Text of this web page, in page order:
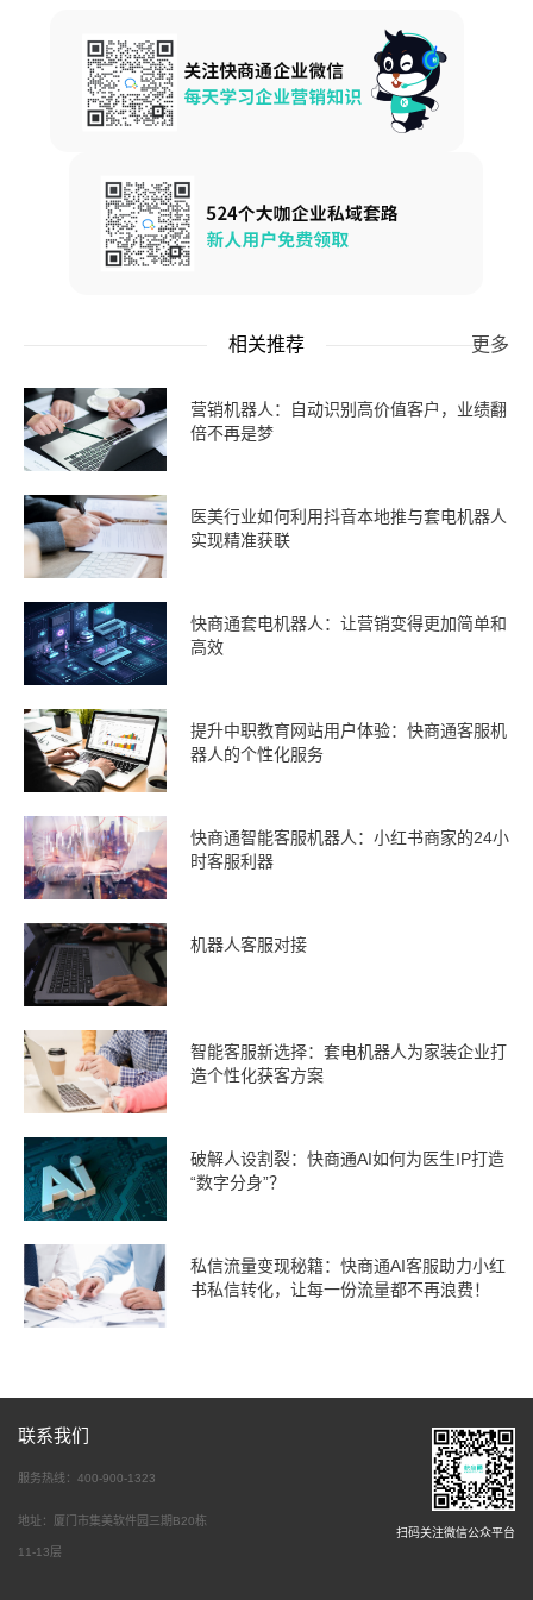
相关推荐 更多
营销机器人：自动识别高价值客户，业绩翻
倍不再是梦
医美行业如何利用抖音本地推与套电机器人
实现精准获联
快商通套电机器人：让营销变得更加简单和
高效
提升中职教育网站用户体验：快商通客服机
器人的个性化服务
快商通智能客服机器人：小红书商家的24小
时客服利器
机器人客服对接
智能客服新选择：套电机器人为家装企业打
造个性化获客方案
破解人设割裂：快商通AI如何为医生IP打造
“数字分身”？
私信流量变现秘籍：快商通AI客服助力小红
书私信转化，让每一份流量都不再浪费！
联系我们
服务热线：400-900-1323
地址：厦门市集美软件园三期B20栋
11-13层
扫码关注微信公众平台